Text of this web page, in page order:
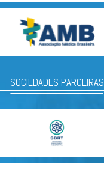
SOCIEDADES PARCEIRAS